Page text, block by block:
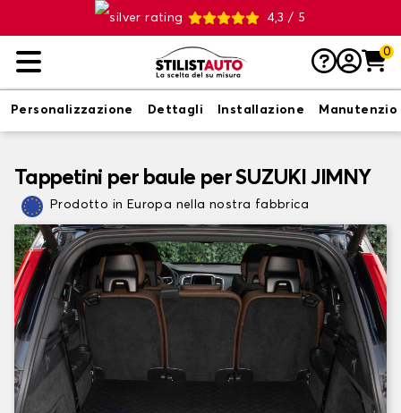
4,3 / 5
0
Personalizzazione Dettagli Installazione
Tappetini per baule per SUZUKI JIMNY
Prodotto in Europa nella nostra fabbrica